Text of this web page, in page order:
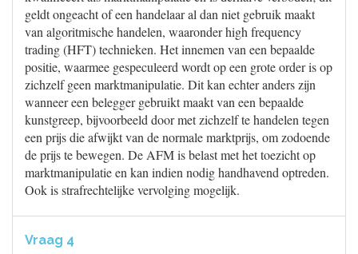
geldt ongeacht of een handelaar al dan niet gebruik maakt
van algoritmische handelen, waaronder high frequency
trading (HFT) technieken. Het innemen van een bepaalde
positie, waarmee gespeculeerd wordt op een grote order is op
zichzelf geen marktmanipulatie. Dit kan echter anders zijn
wanneer een belegger gebruikt maakt van een bepaalde
kunstgreep, bijvoorbeeld door met zichzelf te handelen tegen
een prijs die afwijkt van de normale marktprijs, om zodoende
de prijs te bewegen. De AFM is belast met het toezicht op
marktmanipulatie en kan indien nodig handhavend optreden.
Ook is strafrechtelijke vervolging mogelijk.
Vraag 4